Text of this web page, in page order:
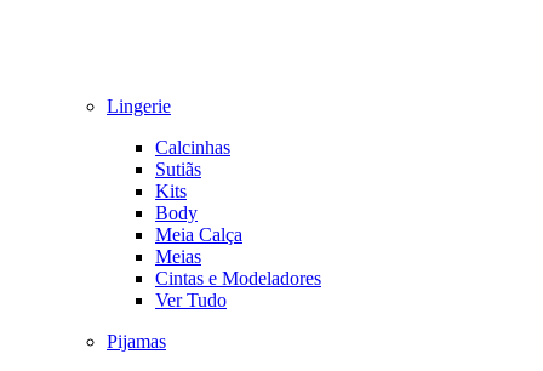
Lingerie
Calcinhas
Sutiãs
Kits
Body
Meia Calça
Meias
Cintas e Modeladores
Ver Tudo
Pijamas